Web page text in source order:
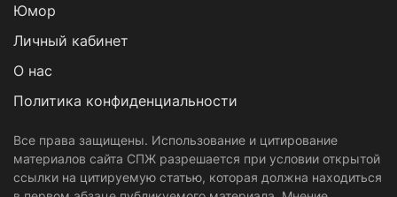
Юмор
Личный кабинет
О нас
Политика конфиденциальности
Все права защищены. Использование и цитирование
материалов сайта СПЖ разрешается при условии открытой
ссылки на цитируемую статью, которая должна находиться